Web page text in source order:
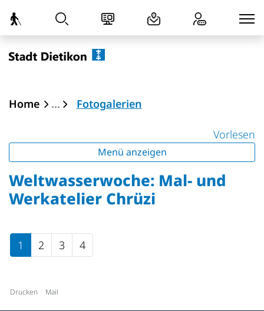
zur Startseite
Direkt zur Hauptnavigation
Direkt zum Inhalt
Direkt zur Suche
Direkt zum Stichwortverzeichnis
Dietikon
Home Fotogalerien(ausgewählt)
Vorlesen
Menü anzeigen
Weltwasserwoche: Mal- und
Werkatelier Chrüzi
1 2 3 4
Drucken Mail